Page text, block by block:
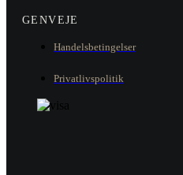
GENVEJE
Handelsbetingelser
Privatlivspolitik